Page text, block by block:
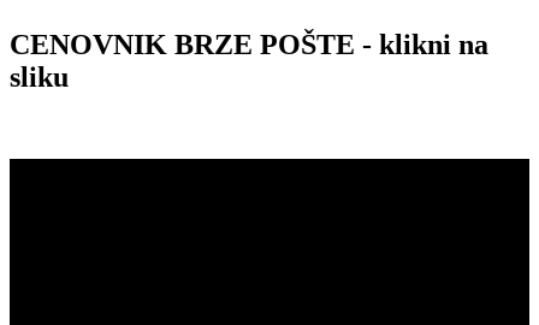
CENOVNIK BRZE POŠTE - klikni na
sliku